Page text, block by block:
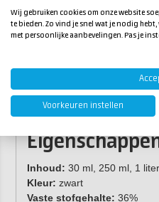
verwerkingstemperatuur
Breng de primer nu met
dekkende primerlaag
Verbruik en
specifieke kenmerken van
productieproces.
Inhoud: 30 ml, 250 ml, 1 liter
Kleur: zwart
Vaste stofgehalte: 36%
Wij gebruiken cookies om onze website
te bieden. Zo vind je snel wat je nodig
met persoonlijke aanbevelingen. Pas je
Voorkeuren instellen